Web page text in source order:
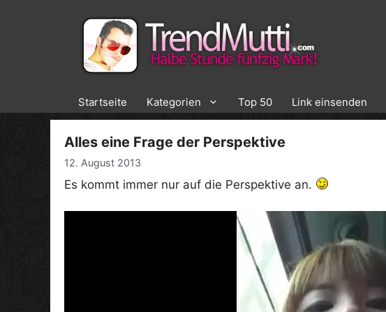
Startseite Kategorien Top 50 Link einsenden
Alles eine Frage der Perspektive
12. August 2013
Es kommt immer nur auf die Perspektive an.